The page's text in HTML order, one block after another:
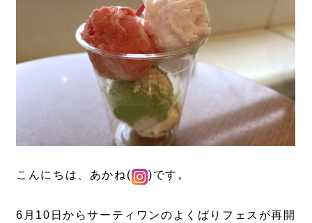
こんにちは、あかね( )です。
6月10日からサーティワンのよくばりフェスが再開